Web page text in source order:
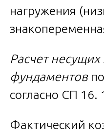
нагружения
Расчет
фундаментов
согласно СП 16.
Фактический